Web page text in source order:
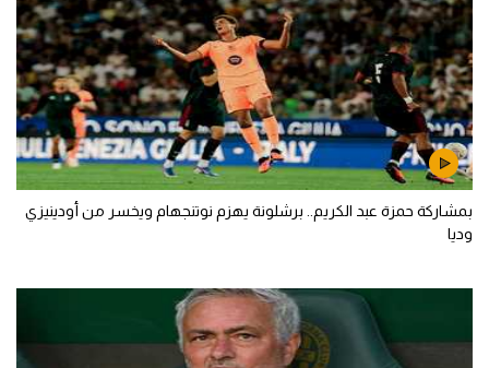
بمشاركة حمزة عبد الكريم.. برشلونة يهزم نوتنجهام ويخسر من أودينيزي
وديا